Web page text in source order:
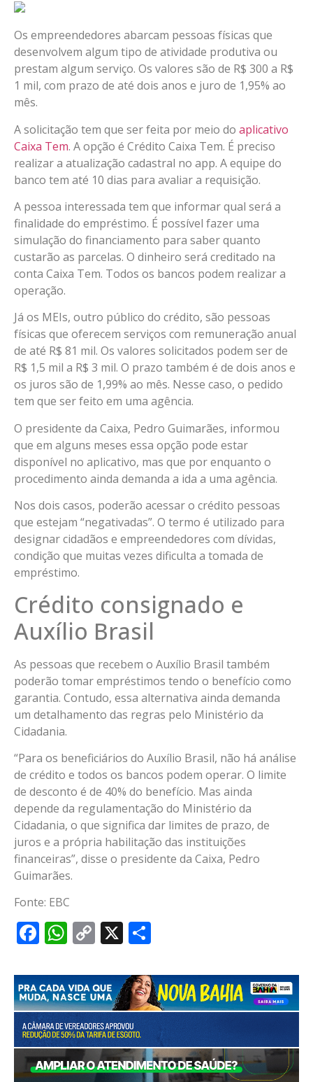
Os empreendedores abarcam pessoas físicas que
desenvolvem algum tipo de atividade produtiva ou
prestam algum serviço. Os valores são de R$ 300 a R$
1 mil, com prazo de até dois anos e juro de 1,95% ao
mês.
A solicitação tem que ser feita por meio do aplicativo
Caixa Tem. A opção é Crédito Caixa Tem. É preciso
realizar a atualização cadastral no app. A equipe do
banco tem até 10 dias para avaliar a requisição.
A pessoa interessada tem que informar qual será a
finalidade do empréstimo. É possível fazer uma
simulação do financiamento para saber quanto
custarão as parcelas. O dinheiro será creditado na
conta Caixa Tem. Todos os bancos podem realizar a
operação.
Já os MEIs, outro público do crédito, são pessoas
físicas que oferecem serviços com remuneração anual
de até R$ 81 mil. Os valores solicitados podem ser de
R$ 1,5 mil a R$ 3 mil. O prazo também é de dois anos e
os juros são de 1,99% ao mês. Nesse caso, o pedido
tem que ser feito em uma agência.
O presidente da Caixa, Pedro Guimarães, informou
que em alguns meses essa opção pode estar
disponível no aplicativo, mas que por enquanto o
procedimento ainda demanda a ida a uma agência.
Nos dois casos, poderão acessar o crédito pessoas
que estejam “negativadas”. O termo é utilizado para
designar cidadãos e empreendedores com dívidas,
condição que muitas vezes dificulta a tomada de
empréstimo.
Crédito consignado e
Auxílio Brasil
As pessoas que recebem o Auxílio Brasil também
poderão tomar empréstimos tendo o benefício como
garantia. Contudo, essa alternativa ainda demanda
um detalhamento das regras pelo Ministério da
Cidadania.
“Para os beneficiários do Auxílio Brasil, não há análise
de crédito e todos os bancos podem operar. O limite
de desconto é de 40% do benefício. Mas ainda
depende da regulamentação do Ministério da
Cidadania, o que significa dar limites de prazo, de
juros e a própria habilitação das instituições
financeiras”, disse o presidente da Caixa, Pedro
Guimarães.
Fonte: EBC
Facebook
WhatsApp
Copy
X